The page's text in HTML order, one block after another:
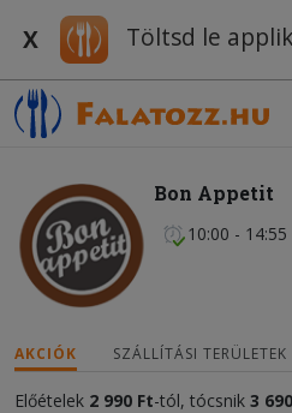
X Töltsd le
Bon Appetit
10:00 - 14:55
AKCIÓK SZÁLLÍTÁSI TERÜLETEK
Előételek 2 990 Ft-tól, tócsnik 3